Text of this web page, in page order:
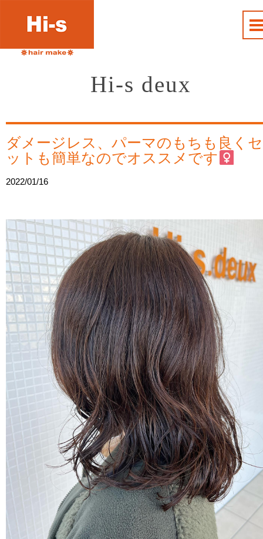
Hi-s deux
ダメージレス、パーマのもちも良くセ
ットも簡単なのでオススメです‍
2022/01/16